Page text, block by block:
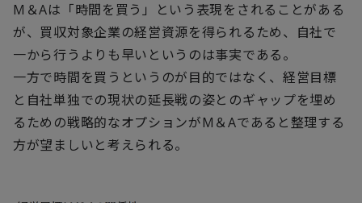
M＆Aは「時間を買う」という表現をされることがある
が、買収対象企業の経営資源を得られるため、自社で
一から行うよりも早いというのは事実である。
一方で時間を買うというのが目的ではなく、経営目標
と自社単独での現状の延長戦の姿とのギャップを埋め
るための戦略的なオプションがM＆Aであると整理する
方が望ましいと考えられる。